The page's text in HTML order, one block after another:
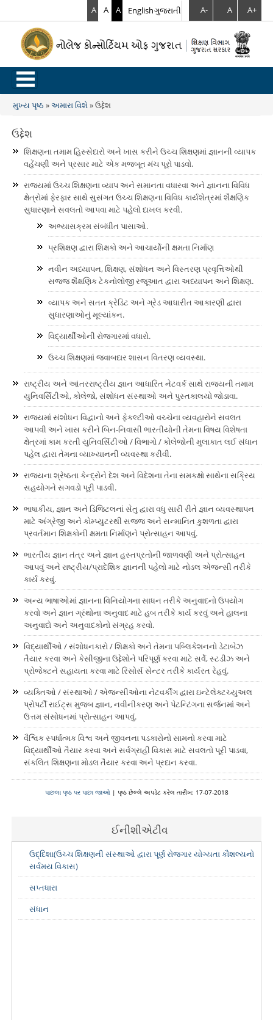
A A A Englishગુજરાતી A- A A+
.
You are here
મુખ્ય પૃષ્ઠ »અમારા વિશે»ઉદ્દેશ
ઉદ્દેશ
શિક્ષણના તમામ હિસ્સેદારો અને ખાસ કરીને ઉચ્ચ શિક્ષણમાં જ્ઞાનની વ્યાપક
વહેંચણી અને પ્રસાર માટે એક મજબૂત મંચ પૂરો પાડવો.
રાજ્યમાં ઉચ્ચ શિક્ષણના વ્યાપ અને સમાનતા વધારવા અને જ્ઞાનના વિવિધ
ક્ષેત્રોમાં ફેરફાર સાથે સુસંગત ઉચ્ચ શિક્ષણના વિવિધ કાર્યશેત્રમાં શૈક્ષણિક
સુધારણાને સવલતો આપવા માટે પહેલો દાખલ કરવી.
અભ્યાસક્રમ સંબંધીત પાસાઓ.
પ્રશિક્ષણ દ્વારા શિક્ષકો અને આચાર્યોની ક્ષમતા નિર્માણ
નવીન અધ્યાપન, શિક્ષણ, સંશોધન અને વિસ્તરણ પ્રવૃત્તિઓથી
સજ્જ શૈક્ષણિક ટેકનોલોજી રજૂઆત દ્વારા અધ્યાપન અને શિક્ષણ.
વ્યાપક અને સતત ક્રેડિટ અને ગ્રેડ આધારીત આકારણી દ્વારા
સુધારણાઓનું મૂલ્યાંકન.
વિદ્યાર્થીઓની રોજગારમાં વધારો.
ઉચ્ચ શિક્ષણમાં જવાબદાર શાસન વિતરણ વ્યવસ્થા.
રાષ્ટ્રીય અને આંતરરાષ્ટ્રીય જ્ઞાન આધારિત નેટવર્ક સાથે રાજ્યની તમામ
યુનિવર્સિટીઓ, કોલેજો, સંશોધન સંસ્થાઓ અને પુસ્તકાલયો જોડાવા.
રાજ્યમાં સંશોધન વિદ્વાનો અને ફેકલ્ટીઓ વચ્ચેના વ્યવહારોને સવલત
આપવી અને ખાસ કરીને બિન-નિવાસી ભારતીયોની તેમના વિષય વિશેષતા
ક્ષેત્રમાં કામ કરતી યુનિવર્સિટીઓ / વિભાગો / કોલેજોની મુલાકાત લઈ સંધાન
પહેલ દ્વારા તેમના વ્યાખ્યાનની વ્યવસ્થા કરીવી.
રાજ્યના શ્રેષ્ઠતા કેન્દ્રોને દેશ અને વિદેશના તેના સમકક્ષો સાથેના સક્રિય
સહયોગને સગવડો પૂરી પાડવી.
ભાષાકીય, જ્ઞાન અને ડિજિટલનાં સેતુ દ્વારા વધુ સારી રીતે જ્ઞાન વ્યવસ્થાપન
માટે અંગ્રેજી અને કોમ્પ્યુટરથી સજ્જ અને સન્માનિત કુશળતા દ્વારા
પ્રવર્તમાન શિક્ષકોની ક્ષમતા નિર્માણને પ્રોત્સાહન આપવું.
ભારતીય જ્ઞાન તંત્ર અને જ્ઞાન હસ્તપ્રતોની જાળવણી અને પ્રોત્સાહન
આપવું અને રાષ્ટ્રીય/પ્રાદેશિક જ્ઞાનની પહેલો માટે નોડલ એજન્સી તરીકે
કાર્ય કરવું.
અન્ય ભાષાઓમાં જ્ઞાનના વિનિયોગના સાધન તરીકે અનુવાદનો ઉપયોગ
કરવો અને જ્ઞાન ગ્રંથોના અનુવાદ માટે હબ તરીકે કાર્ય કરવું અને હાલના
અનુવાદો અને અનુવાદકોનો સંગ્રહ કરવો.
વિદ્યાર્થીઓ / સંશોધનકારો / શિક્ષકો અને તેમના પબ્લિકેશનનો ડેટાબેઝ
તૈયાર કરવા અને કેસીજીના ઉદ્દેશોને પરિપૂર્ણ કરવા માટે સર્વે, સ્ટડીઝ અને
પ્રોજેક્ટને સહાયતા કરવા માટે રિસોર્સ સેન્ટર તરીકે કાર્યરત રેહવું.
વ્યક્તિઓ / સંસ્થાઓ / એજન્સીઓના નેટવર્કીંગ દ્વારા ઇન્ટેલેક્ટચ્યુઅલ
પ્રોપર્ટી રાઈટ્સ મુજબ જ્ઞાન, નવીનીકરણ અને પેટન્ટિંગના સર્જનમાં અને
ઉત્તમ સંસોધનમાં પ્રોત્સાહન આપવું.
વૈશ્વિક સ્પર્ધાત્મક વિશ્વ અને જીવનના પડકારોનો સામનો કરવા માટે
વિદ્યાર્થીઓ તૈયાર કરવા અને સર્વગ્રાહી વિકાસ માટે સવલતો પૂરી પાડવા,
સંકલિત શિક્ષણના મોડલ તૈયાર કરવા અને પ્રદાન કરવા.
પાછલા પૃષ્ઠ પર પાછા જાઓ | પૃષ્ઠ છેલ્લે અપડેટ કરેલ તારીખ: 17-07-2018
ઈનીશીએટીવ
ઉદ્દિશા(ઉચ્ચ શિક્ષણની સંસ્થાઓ દ્વારા પૂર્ણ રોજગાર યોગ્યતા કૌશલ્યનો
સર્વમય વિકાસ)
સપ્તધારા
સંધાન